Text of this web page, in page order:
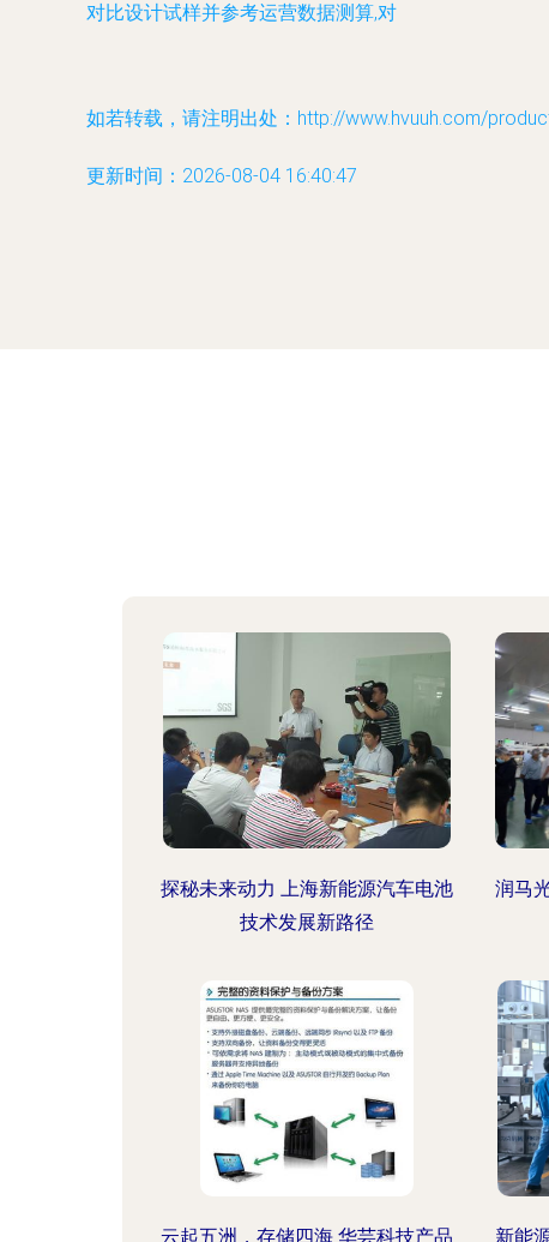
对比设计试样并参考运营数据测算,对
如若转载，请注明出处：http://www.hvuuh.com/
更新时间：2026-08-04 16:40:47
探秘未来动力 上海新能源汽车电池
技术发展新路径
润马
云起五洲，存储四海 华芸科技产品
新能